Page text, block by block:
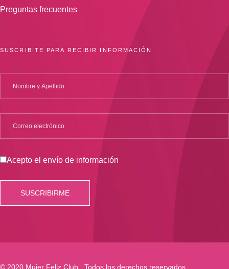
Preguntas frecuentes
SUSCRIBITE PARA RECIBIR INFORMACIÓN
Acepto el envío de información
© 2020 Mujer Feliz Club . Todos los derechos reservados